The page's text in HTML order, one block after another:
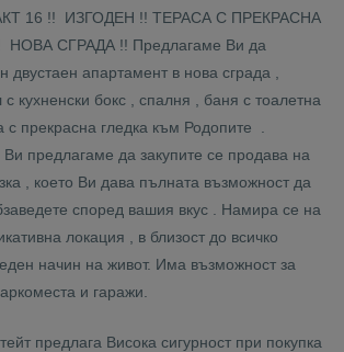
16 !! ИЗГОДЕН !! ТЕРАСА С ПРЕКРАСНА
НОВА СГРАДА !! Предлагаме Ви да
двустаен апартамент в нова сграда ,
кухненски бокс , спалня , баня с тоалетна
с прекрасна гледка към Родопите .
предлагаме да закупите се продава на
, което Ви дава пълната възможност да
според вашия вкус . Намира се на
локация , в близост до всичко
начин на живот. Има възможност за
и гаражи.
предлага Висока сигурност при покупка